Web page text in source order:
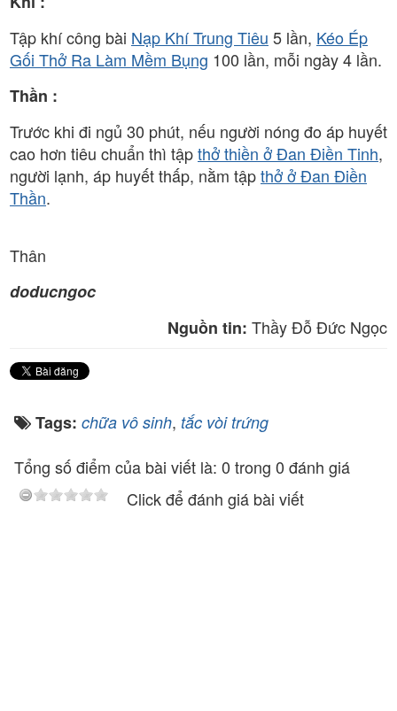
Tập khí công bài Nạp Khí Trung Tiêu 5 lần, Kéo Ép
Gối Thở Ra Làm Mềm Bụng 100 lần, mỗi ngày 4 lần.
Thần :
Trước khi đi ngủ 30 phút, nếu người nóng đo áp huyết
cao hơn tiêu chuẩn thì tậpthở thiền ở Đan Điền Tinh,
người lạnh, áp huyết thấp, nằm tậpthở ở Đan Điền
Thần.
Thân
doducngoc
Nguồn tin: Thầy Đỗ Đức Ngọc
Tags: chữa vô sinh, tắc vòi trứng
Tổng số điểm của bài viết là: 0 trong 0 đánh giá
Click để đánh giá bài viết